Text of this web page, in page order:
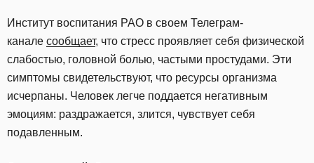
Институт воспитания РАО в своем Телеграм-
канале сообщает, что стресс проявляет себя физической
слабостью, головной болью, частыми простудами. Эти
симптомы свидетельствуют, что ресурсы организма
исчерпаны. Человек легче поддается негативным
эмоциям: раздражается, злится, чувствует себя
подавленным.